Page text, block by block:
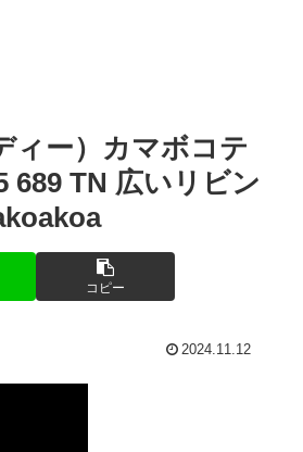
ィー）カマボコテ
689 TN 広いリビン
コピー
2024.11.12